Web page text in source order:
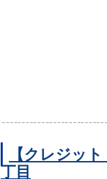
【クレジッ
丁目